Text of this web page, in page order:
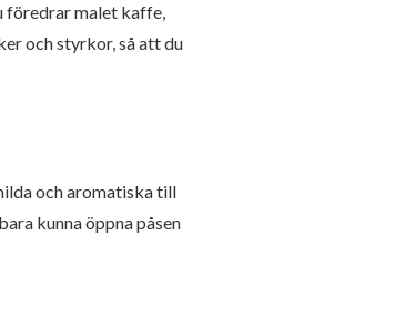
föredrar malet kaffe,
och styrkor, så att du
och aromatiska till
kunna öppna påsen